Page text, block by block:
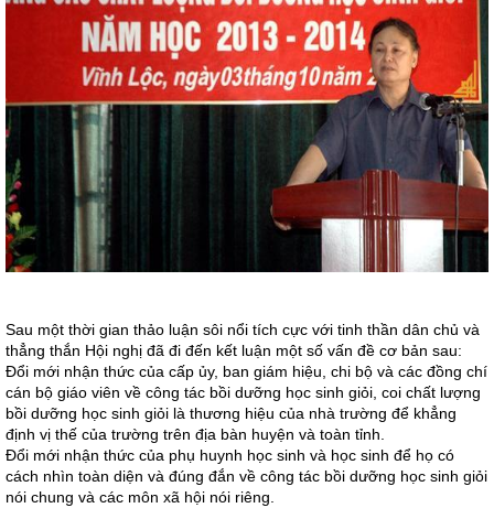
Sau một thời gian thảo luận sôi nổi tích cực với tinh thần dân chủ và
thẳng thắn Hội nghị đã đi đến kết luận một số vấn đề cơ bản sau:
Đổi mới nhận thức của cấp ủy, ban giám hiệu, chi bộ và các đồng chí
cán bộ giáo viên về công tác bồi dưỡng học sinh giỏi, coi chất lượng
bồi dưỡng học sinh giỏi là thương hiệu của nhà trường để khẳng
định vị thế của trường trên địa bàn huyện và toàn tỉnh.
Đổi mới nhận thức của phụ huynh học sinh và học sinh để họ có
cách nhìn toàn diện và đúng đắn về công tác bồi dưỡng học sinh giỏi
nói chung và các môn xã hội nói riêng.